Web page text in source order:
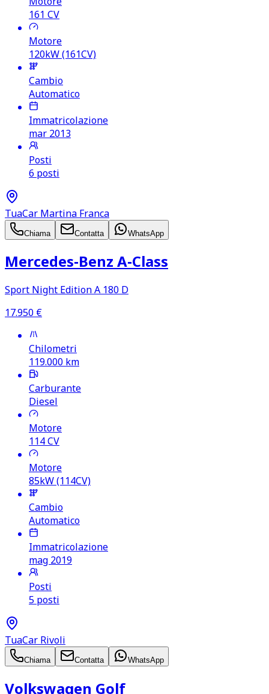
161 CV
Motore
120kW (161CV)
Cambio
Automatico
Immatricolazione
mar 2013
Posti
6 posti
TuaCar Martina Franca
Chiama Contatta WhatsApp
Mercedes‑Benz A‑Class
Sport Night Edition A 180 D
17.950 €
Chilometri
119.000 km
Carburante
Diesel
Motore
114CV
Motore
85kW (114CV)
Cambio
Automatico
Immatricolazione
mag 2019
Posti
5 posti
TuaCar Rivoli
Chiama Contatta WhatsApp
Volkswagen Golf